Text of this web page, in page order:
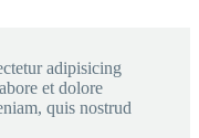
adipisicing
et dolore
quis nostrud